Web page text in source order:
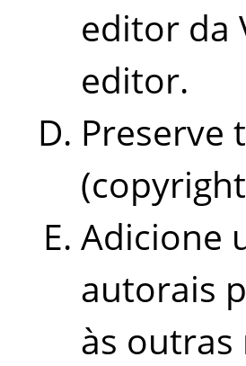
editor da
editor.
Preserve
Adicione
autorais
às